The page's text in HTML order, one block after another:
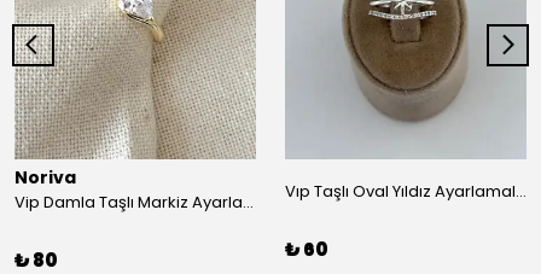
Noriva
Vip Damla Taşlı Markiz Ayarlamalı Yüzük
₺ 80
Vıp Taşlı Oval Yıldız Ayarlamalı Yüzük
₺ 60